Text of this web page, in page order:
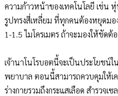
ความก้าวหน้าของเทคโนโลยี เช่น
รูปทรงสี่เหลี่ยม ที่ทุกคนต้องหยุดมอ
1-1.5 ไมโครเมตร ถ้าจะมองให้ชัด
เจ้านาโนโรบอตนี้จะเป็นประโยชน์ใ
พยาบาล ตอนนี้สามารถควบคุมให้
ร่างกายรวมถึงกระแสเลือด สำรวจเ